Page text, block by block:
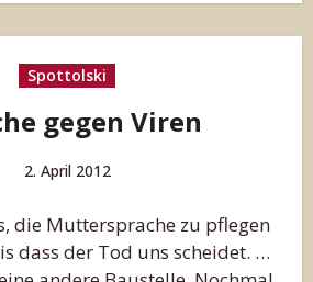
Spottolski
gegen Viren
2. April 2012
die Muttersprache zu pflegen
dass der Tod uns scheidet. …